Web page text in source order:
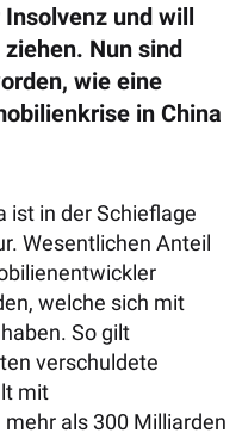
und will
Nun sind
wie eine
in China
ist in der Schieflage
Wesentlichen Anteil
welche sich mit
So gilt
verschuldete
mit
als 300 Milliarden